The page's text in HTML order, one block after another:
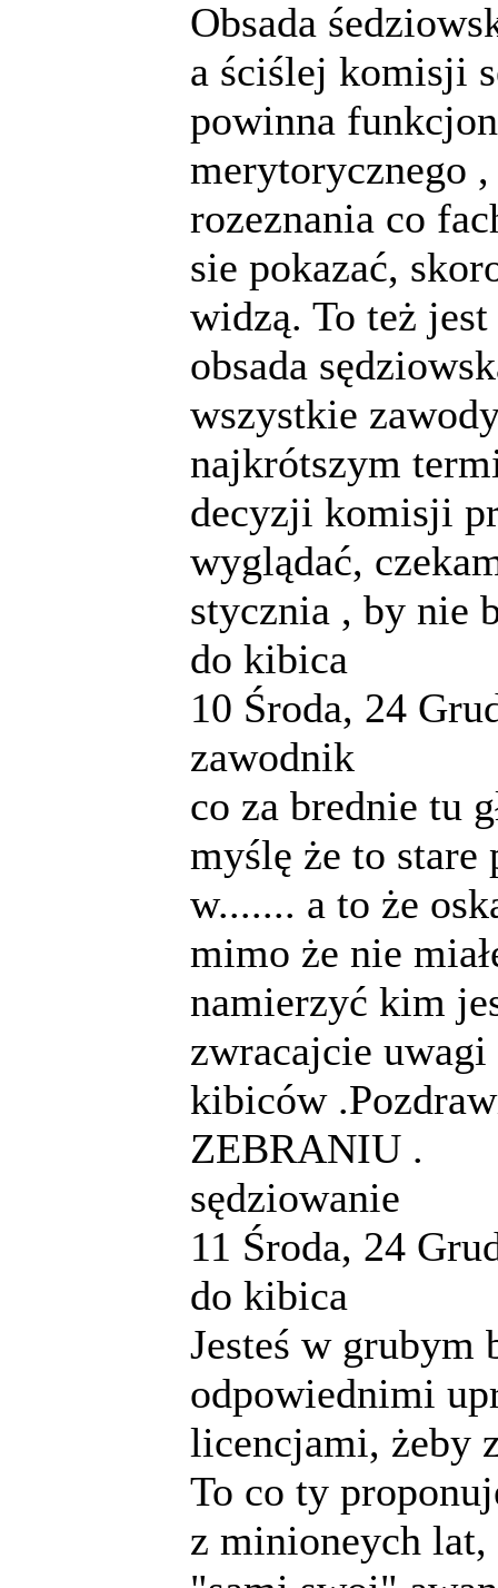
Obsada
a ściślej komisji
powinna
merytorycznego
rozeznania co
sie pokazać,
widzą. To też
obsada
wszystkie
najkrótszym
decyzji komisji
wyglądać,
stycznia , by nie
do kibica
10 Środa, 24
zawodnik
co za brednie tu
myślę że to
w....... a to że
mimo że nie
namierzyć kim
zwracajcie
kibiców
ZEBRANIU .
sędziowanie
11 Środa, 24
do kibica
Jesteś w grubym
odpowiednimi
licencjami, żeby
To co ty
z minioneych